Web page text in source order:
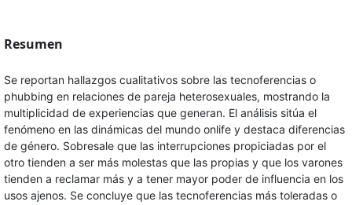
Resumen
Se reportan hallazgos cualitativos sobre las tecnoferencias o
phubbing en relaciones de pareja heterosexuales, mostrando la
multiplicidad de experiencias que generan. El análisis sitúa el
fenómeno en las dinámicas del mundo onlife y destaca diferencias
de género. Sobresale que las interrupciones propiciadas por el
otro tienden a ser más molestas que las propias y que los varones
tienden a reclamar más y a tener mayor poder de influencia en los
usos ajenos. Se concluye que las tecnoferencias más toleradas o